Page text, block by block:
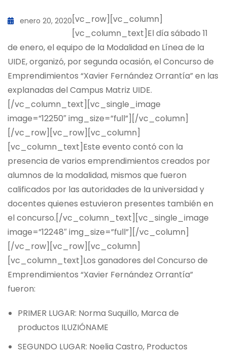
enero 20, 2020 [vc_row][vc_column]
[vc_column_text]El día sábado 11
de enero, el equipo de la Modalidad en Línea de la
UIDE, organizó, por segunda ocasión, el Concurso de
Emprendimientos “Xavier Fernández Orrantía” en las
explanadas del Campus Matriz UIDE.
[/vc_column_text][vc_single_image
image=”12250″ img_size=”full”][/vc_column]
[/vc_row][vc_row][vc_column]
[vc_column_text]Este evento contó con la
presencia de varios emprendimientos creados por
alumnos de la modalidad, mismos que fueron
calificados por las autoridades de la universidad y
docentes quienes estuvieron presentes también en
el concurso.[/vc_column_text][vc_single_image
image=”12248″ img_size=”full”][/vc_column]
[/vc_row][vc_row][vc_column]
[vc_column_text]Los ganadores del Concurso de
Emprendimientos “Xavier Fernández Orrantía”
fueron:
PRIMER LUGAR: Norma Suquillo, Marca de
productos ILUZIÓNAME
SEGUNDO LUGAR: Noelia Castro, Productos